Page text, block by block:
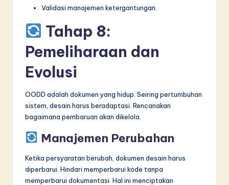
Validasi manajemen ketergantungan.
Tahap 8:
Pemeliharaan dan
Evolusi
OODD adalah dokumen yang hidup. Seiring pertumbuhan
sistem, desain harus beradaptasi. Rencanakan
bagaimana pembaruan akan dikelola.
Manajemen Perubahan
Ketika persyaratan berubah, dokumen desain harus
diperbarui. Hindari memperbarui kode tanpa
memperbarui dokumentasi. Hal ini menciptakan